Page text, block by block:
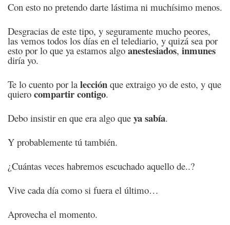
Con esto no pretendo darte lástima ni muchísimo menos.
Desgracias de este tipo, y seguramente mucho peores,
las vemos todos los días en el telediario, y quizá sea por
esto por lo que ya estamos algo anestesiados, inmunes
diría yo.
Te lo cuento por la lección que extraigo yo de esto, y que
quiero compartir contigo.
Debo insistir en que era algo que ya sabía.
Y probablemente tú también.
¿Cuántas veces habremos escuchado aquello de..?
Vive cada día como si fuera el último…
Aprovecha el momento.